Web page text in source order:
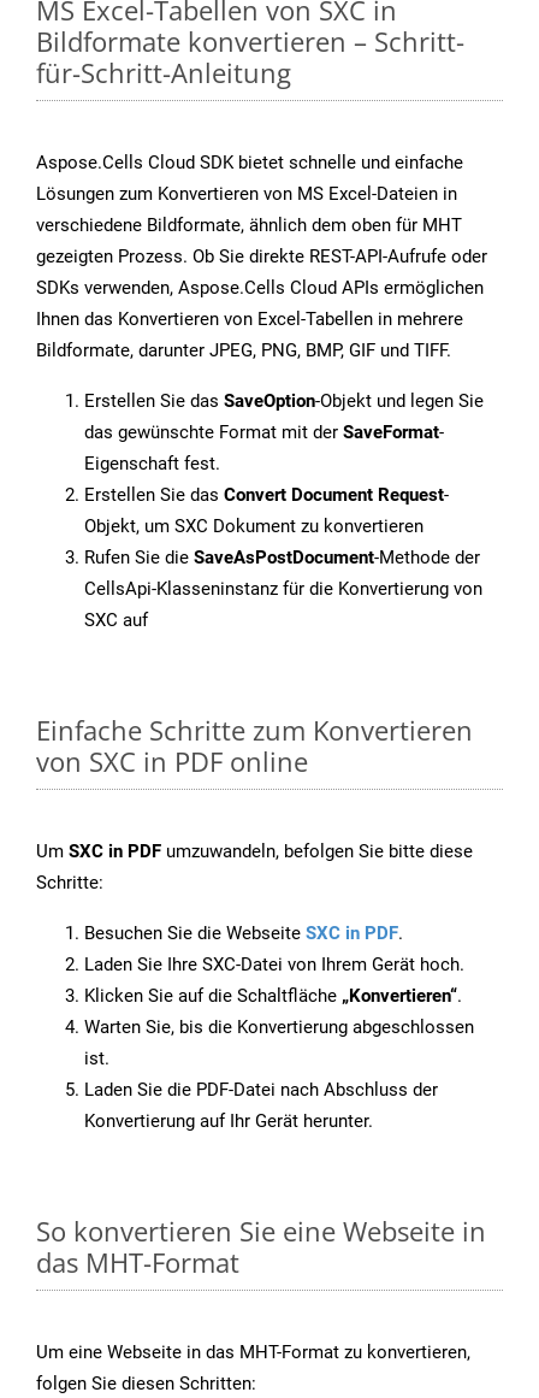
MS Excel-Tabellen von SXC in
Bildformate konvertieren – Schritt-
für-Schritt-Anleitung
Aspose.Cells Cloud SDK bietet schnelle und einfache
Lösungen zum Konvertieren von MS Excel-Dateien in
verschiedene Bildformate, ähnlich dem oben für MHT
gezeigten Prozess. Ob Sie direkte REST-API-Aufrufe oder
SDKs verwenden, Aspose.Cells Cloud APIs ermöglichen
Ihnen das Konvertieren von Excel-Tabellen in mehrere
Bildformate, darunter JPEG, PNG, BMP, GIF und TIFF.
Erstellen Sie das SaveOption-Objekt und legen Sie
das gewünschte Format mit der SaveFormat-
Eigenschaft fest.
Erstellen Sie das Convert Document Request-
Objekt, um SXC Dokument zu konvertieren
Rufen Sie die SaveAsPostDocument-Methode der
CellsApi-Klasseninstanz für die Konvertierung von
SXC auf
Einfache Schritte zum Konvertieren
von SXC in PDF online
Um SXC in PDF umzuwandeln, befolgen Sie bitte diese
Schritte:
Besuchen Sie die Webseite SXC in PDF.
Laden Sie Ihre SXC-Datei von Ihrem Gerät hoch.
Klicken Sie auf die Schaltfläche „Konvertieren“.
Warten Sie, bis die Konvertierung abgeschlossen
ist.
Laden Sie die PDF-Datei nach Abschluss der
Konvertierung auf Ihr Gerät herunter.
So konvertieren Sie eine Webseite in
das MHT-Format
Um eine Webseite in das MHT-Format zu konvertieren,
folgen Sie diesen Schritten: